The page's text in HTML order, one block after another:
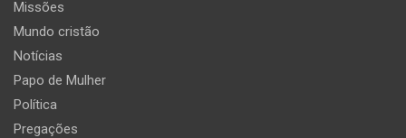
Missões
Mundo cristão
Notícias
Papo de Mulher
Política
Pregações